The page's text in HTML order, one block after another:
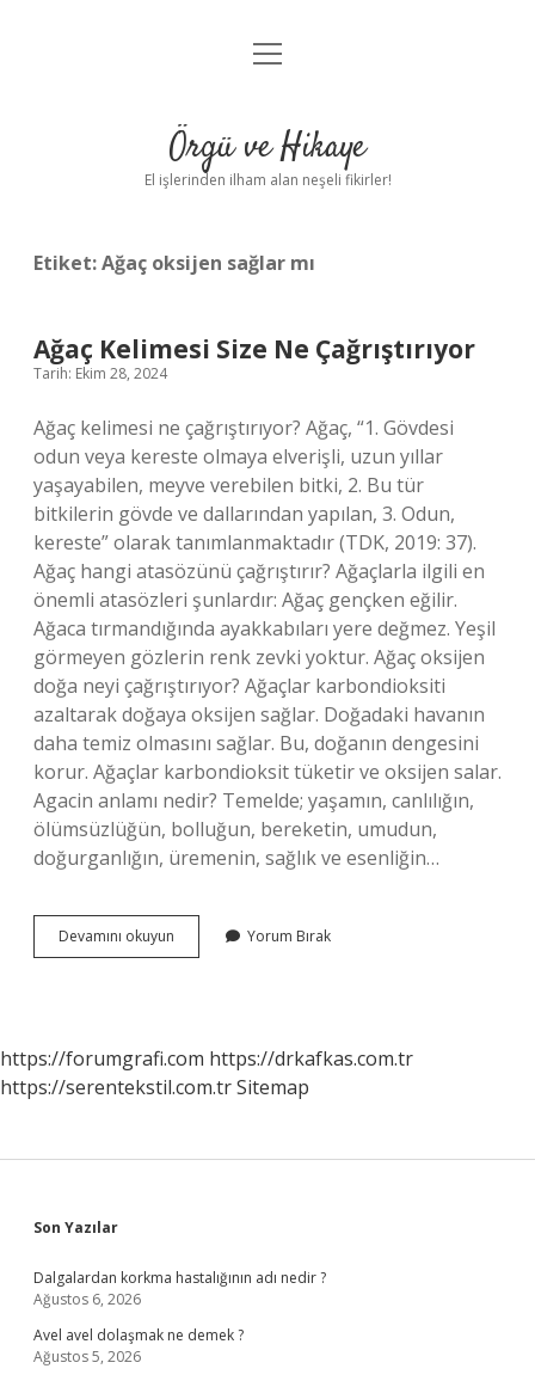
Anasayfa
Yasal Uyarı
menüyü
Örgü ve Hikaye
El işlerinden ilham alan neşeli fikirler!
Etiket:Ağaç oksijen sağlar mı
Ağaç Kelimesi Size Ne Çağrıştırıyor
Tarih: Ekim 28, 2024
Ağaç kelimesi ne çağrıştırıyor? Ağaç, “1. Gövdesi
odun veya kereste olmaya elverişli, uzun yıllar
yaşayabilen, meyve verebilen bitki, 2. Bu tür
bitkilerin gövde ve dallarından yapılan, 3. Odun,
kereste” olarak tanımlanmaktadır (TDK, 2019: 37).
Ağaç hangi atasözünü çağrıştırır? Ağaçlarla ilgili en
önemli atasözleri şunlardır: Ağaç gençken eğilir.
Ağaca tırmandığında ayakkabıları yere değmez. Yeşil
görmeyen gözlerin renk zevki yoktur. Ağaç oksijen
doğa neyi çağrıştırıyor? Ağaçlar karbondioksiti
azaltarak doğaya oksijen sağlar. Doğadaki havanın
daha temiz olmasını sağlar. Bu, doğanın dengesini
korur. Ağaçlar karbondioksit tüketir ve oksijen salar.
Agacin anlamı nedir? Temelde; yaşamın, canlılığın,
ölümsüzlüğün, bolluğun, bereketin, umudun,
doğurganlığın, üremenin, sağlık ve esenliğin…
Devamını okuyun
Kelimesi
Yorum Bırak
https://forumgrafi.com https://drkafkas.com.tr
https://serentekstil.com.trSitemap
Sidebar
Son Yazılar
Dalgalardan korkma hastalığının adı nedir ?
Ağustos 6, 2026
Avel avel dolaşmak ne demek ?
Ağustos 5, 2026